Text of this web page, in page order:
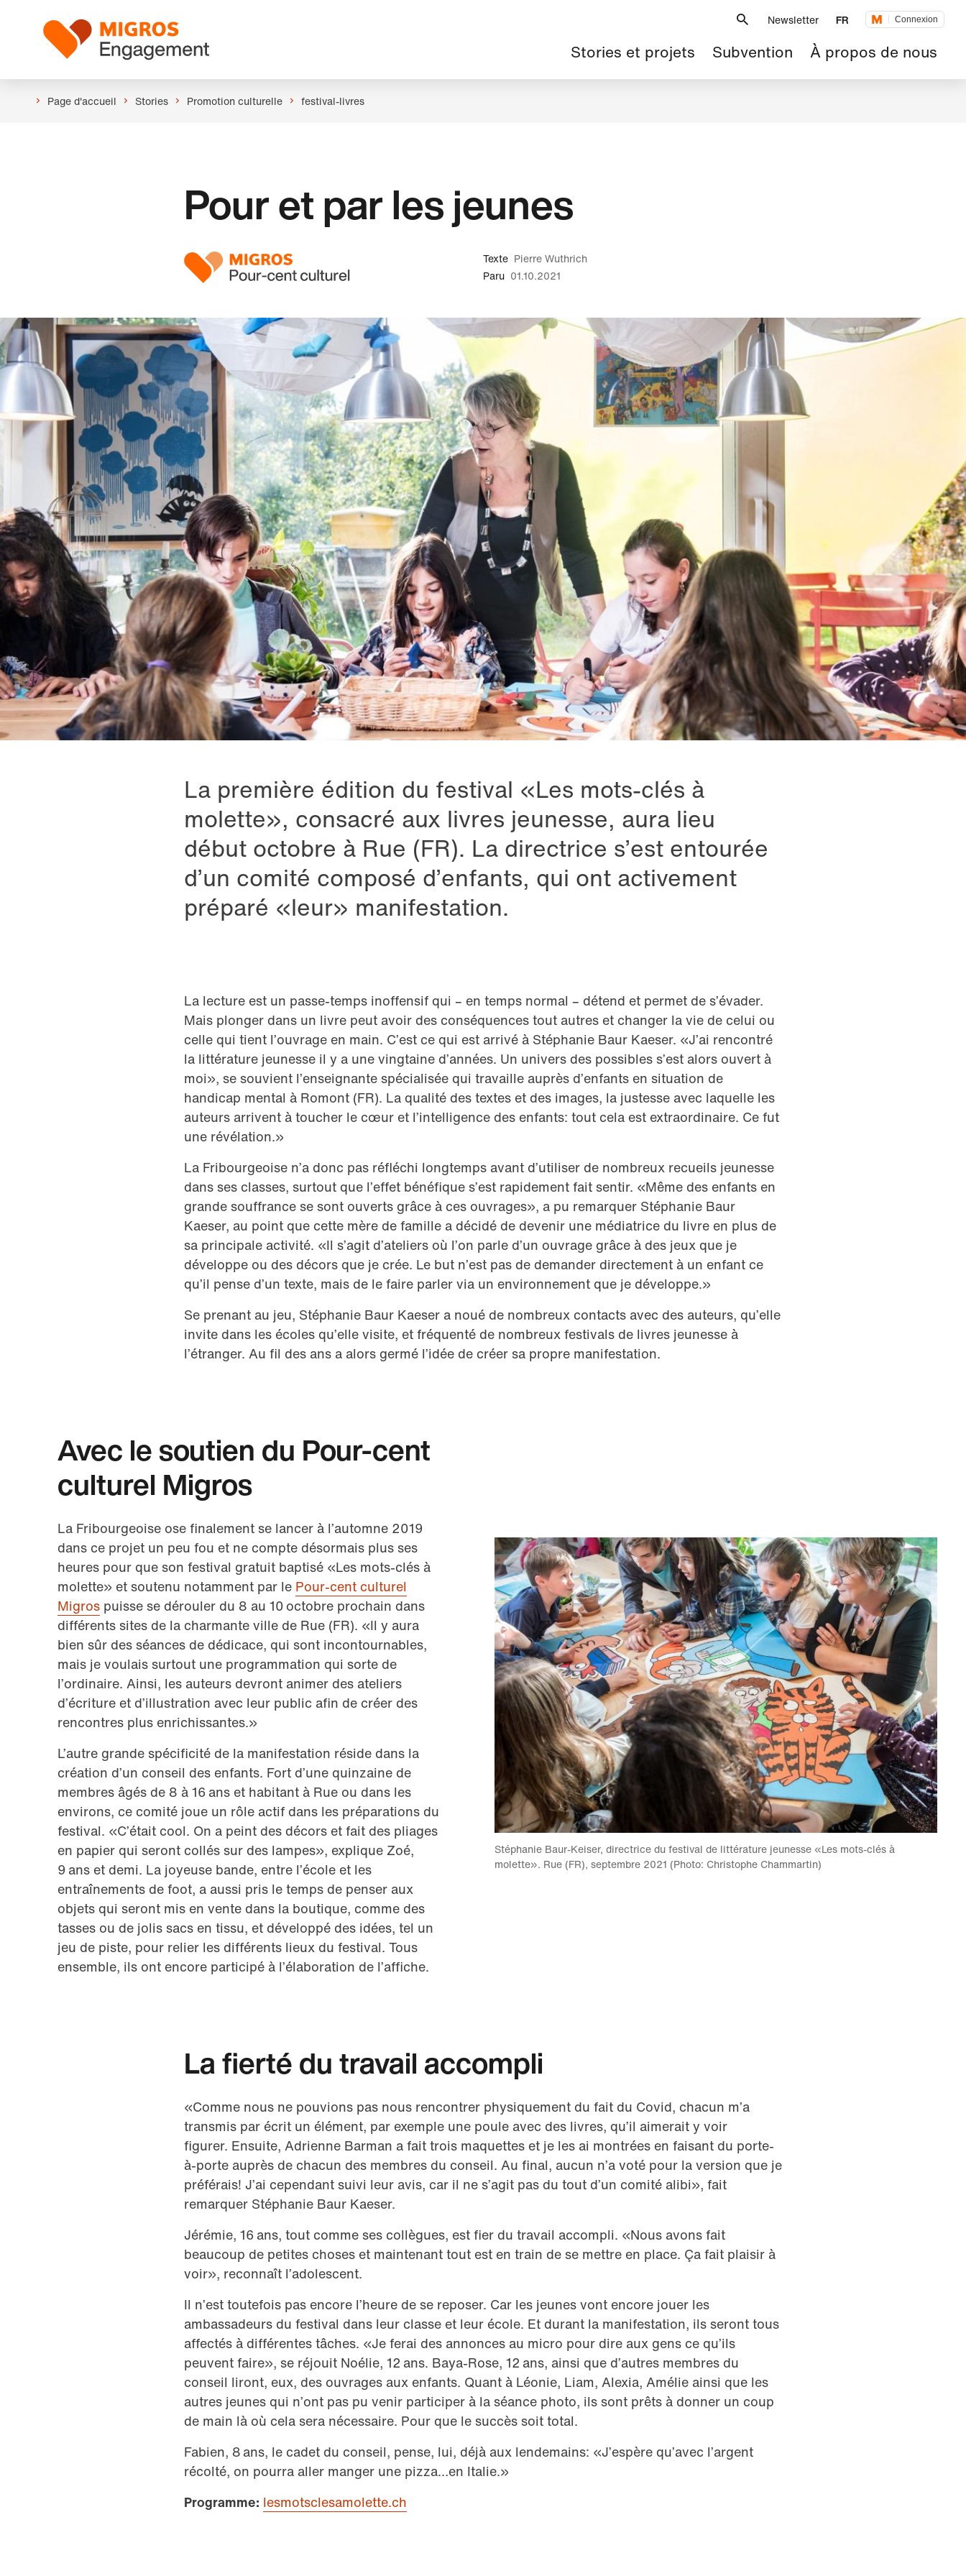
navigation
Logo Newsletter FR Connexion
Navigation
principale
Stories et projets Subvention À propos de nous
Page d'accueil Stories Promotion culturelle festival-livres
Pour et par les jeunes
Texte Pierre Wuthrich
Paru 01.10.2021
La première édition du festival «Les mots-clés à
molette», consacré aux livres jeunesse, aura lieu
début octobre à Rue (FR). La directrice s’est entourée
d’un comité composé d’enfants, qui ont activement
préparé «leur» manifestation.
La lecture est un passe-temps inoffensif qui – en temps normal – détend et permet de s’évader.
Mais plonger dans un livre peut avoir des conséquences tout autres et changer la vie de celui ou
celle qui tient l’ouvrage en main. C’est ce qui est arrivé à Stéphanie Baur Kaeser. «J’ai rencontré
la littérature jeunesse il y a une vingtaine d’années. Un univers des possibles s’est alors ouvert à
moi», se souvient l’enseignante spécialisée qui travaille auprès d’enfants en situation de
handicap mental à Romont (FR). La qualité des textes et des images, la justesse avec laquelle les
auteurs arrivent à toucher le cœur et l’intelligence des enfants: tout cela est extraordinaire. Ce fut
une révélation.»
La Fribourgeoise n’a donc pas réfléchi longtemps avant d’utiliser de nombreux recueils jeunesse
dans ses classes, surtout que l’effet bénéfique s’est rapidement fait sentir. «Même des enfants en
grande souffrance se sont ouverts grâce à ces ouvrages», a pu remarquer Stéphanie Baur
Kaeser, au point que cette mère de famille a décidé de devenir une médiatrice du livre en plus de
sa principale activité. «Il s’agit d’ateliers où l’on parle d’un ouvrage grâce à des jeux que je
développe ou des décors que je crée. Le but n’est pas de demander directement à un enfant ce
qu’il pense d’un texte, mais de le faire parler via un environnement que je développe.»
Se prenant au jeu, Stéphanie Baur Kaeser a noué de nombreux contacts avec des auteurs, qu’elle
invite dans les écoles qu’elle visite, et fréquenté de nombreux festivals de livres jeunesse à
l’étranger. Au fil des ans a alors germé l’idée de créer sa propre manifestation.
Stéphanie Baur-Keiser, directrice du festival de littérature jeunesse «Les mots-clés à
molette». Rue (FR), septembre 2021 (Photo: Christophe Chammartin)
Avec le soutien du Pour-cent
culturel Migros
La Fribourgeoise ose finalement se lancer à l’automne 2019
dans ce projet un peu fou et ne compte désormais plus ses
heures pour que son festival gratuit baptisé «Les mots-clés à
molette» et soutenu notamment par le Pour-cent culturel
Migros puisse se dérouler du 8 au 10 octobre prochain dans
différents sites de la charmante ville de Rue (FR). «Il y aura
bien sûr des séances de dédicace, qui sont incontournables,
mais je voulais surtout une programmation qui sorte de
l’ordinaire. Ainsi, les auteurs devront animer des ateliers
d’écriture et d’illustration avec leur public afin de créer des
rencontres plus enrichissantes.»
L’autre grande spécificité de la manifestation réside dans la
création d’un conseil des enfants. Fort d’une quinzaine de
membres âgés de 8 à 16 ans et habitant à Rue ou dans les
environs, ce comité joue un rôle actif dans les préparations du
festival. «C’était cool. On a peint des décors et fait des pliages
en papier qui seront collés sur des lampes», explique Zoé,
9 ans et demi. La joyeuse bande, entre l’école et les
entraînements de foot, a aussi pris le temps de penser aux
objets qui seront mis en vente dans la boutique, comme des
tasses ou de jolis sacs en tissu, et développé des idées, tel un
jeu de piste, pour relier les différents lieux du festival. Tous
ensemble, ils ont encore participé à l’élaboration de l’affiche.
La fierté du travail accompli
«Comme nous ne pouvions pas nous rencontrer physiquement du fait du Covid, chacun m’a
transmis par écrit un élément, par exemple une poule avec des livres, qu’il aimerait y voir
figurer. Ensuite, Adrienne Barman a fait trois maquettes et je les ai montrées en faisant du porte-
à-porte auprès de chacun des mem­bres du conseil. Au final, aucun n’a voté pour la version que je
préférais! J’ai cependant suivi leur avis, car il ne s’agit pas du tout d’un comité alibi», fait
remarquer Stéphanie Baur Kaeser.
Jérémie, 16 ans, tout comme ses collègues, est fier du travail accompli. «Nous avons fait
beaucoup de petites choses et maintenant tout est en train de se mettre en place. Ça fait plaisir à
voir», reconnaît l’adolescent.
Il n’est toutefois pas encore l’heure de se reposer. Car les jeunes vont encore jouer les
ambassadeurs du festival dans leur classe et leur école. Et durant la manifestation, ils seront tous
affectés à différentes tâches. «Je ferai des annonces au micro pour dire aux gens ce qu’ils
peuvent faire», se réjouit Noélie, 12 ans. Baya-Rose, 12 ans, ainsi que d’autres membres du
conseil liront, eux, des ouvrages aux enfants. Quant à Léonie, Liam, Alexia, Amélie ainsi que les
autres jeunes qui n’ont pas pu venir participer à la séance photo, ils sont prêts à donner un coup
de main là où cela sera nécessaire. Pour que le succès soit total.
Fabien, 8 ans, le cadet du conseil, pense, lui, déjà aux lendemains: «J’espère qu’avec l’argent
récolté, on pourra aller manger une pizza…en Italie.»
Programme: lesmotsclesamolette.ch